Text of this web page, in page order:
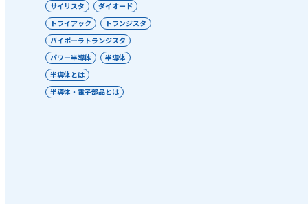
サイリスタ
ダイオード
トライアック
トランジスタ
バイポーラトランジスタ
パワー半導体
半導体
半導体とは
半導体・電子部品とは